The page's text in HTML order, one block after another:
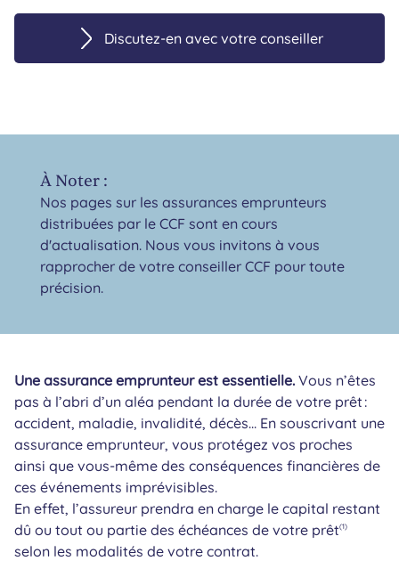
Discutez-en avec votre conseiller
À Noter :
Nos pages sur les assurances emprunteurs
distribuées par le CCF sont en cours
d'actualisation. Nous vous invitons à vous
rapprocher de votre conseiller CCF pour toute
précision.
Une assurance emprunteur est essentielle. Vous n’êtes
pas à l’abri d’un aléa pendant la durée de votre prêt :
accident, maladie, invalidité, décès... En souscrivant une
assurance emprunteur, vous protégez vos proches
ainsi que vous-même des conséquences financières de
ces événements imprévisibles.
En effet, l’assureur prendra en charge le capital restant
dû ou tout ou partie des échéances de votre prêt(1)
selon les modalités de votre contrat.